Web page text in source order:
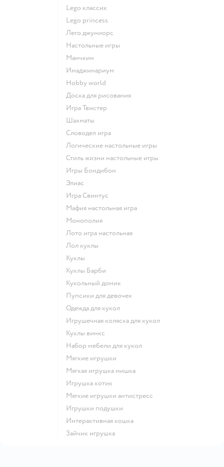
Lego классик
Lego princess
Лего джуниорс
Настольные игры
Манчкин
Имаджинариум
Hobby world
Доска для рисования
Игра Твистер
Шахматы
Словодел игра
Логические настольные игры
Стиль жизни настольные игры
Игры Бондибон
Элиас
Игра Свинтус
Мафия настольная игра
Монополия
Лото игра настольная
Лол куклы
Куклы
Куклы Барби
Кукольный домик
Пупсики для девочек
Одежда для кукол
Игрушечная коляска для кукол
Куклы винкс
Набор мебели для кукол
Мягкие игрушки
Мягкая игрушка мишка
Игрушка котик
Мягкие игрушки антистресс
Игрушки подушки
Интерактивная кошка
Зайчик игрушка